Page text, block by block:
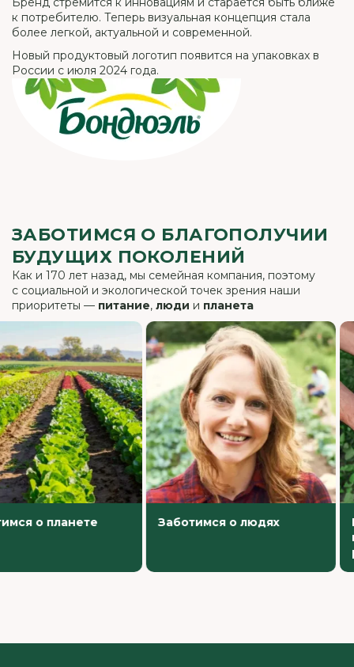
к потребителю. Теперь визуальная концепция стала
более легкой, актуальной и современной.
Новый продуктовый логотип появится на упаковках в
России с июля 2024 года.
ЗАБОТИМСЯ О БЛАГОПОЛУЧИИ
БУДУЩИХ ПОКОЛЕНИЙ
Как и 170 лет назад, мы семейная компания, поэтому
с социальной и экологической точек зрения наши
приоритеты — питание, люди и планета
планете Заботимся о людях
и